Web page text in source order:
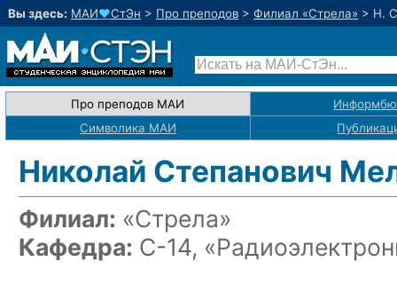
Вы здесь: МАИ♥СтЭн > Про преподов > Филиал «Стрела» > Н.
Про преподов МАИ
Символика МАИ
Николай Степанович
Филиал: «Стрела»
Кафедра: С-14,